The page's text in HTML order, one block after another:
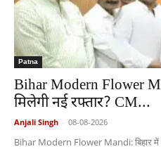
Patna
Bihar Modern Flower
मिलेगी नई रफ्तार? CM...
Anjali Singh - 08-08-2026
Bihar Modern Flower Mandi: बिहार में